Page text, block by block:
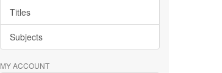
Titles
Subjects
MY ACCOUNT